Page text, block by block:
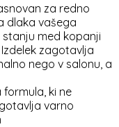
za redno
dlaka vašega
med kopanji
Izdelek zagotavlja
nego v salonu, a
formula, ki ne
varno